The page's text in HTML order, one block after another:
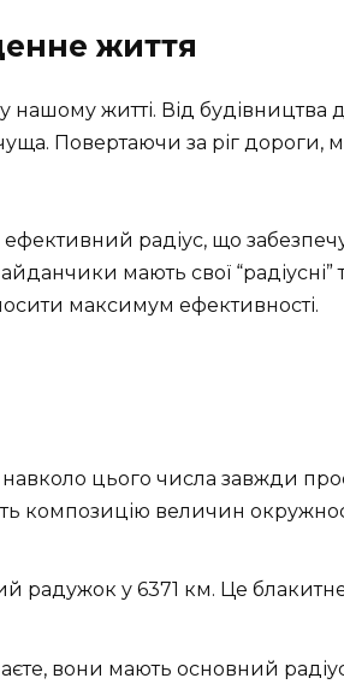
життя
житті. Від будівництва
Повертаючи за ріг дороги,
ефективний радіус, що
мають свої “радіусні”
максимум ефективності.
цього числа завжди
композицію величин
радужок у 6371 км. Це
вони мають основний